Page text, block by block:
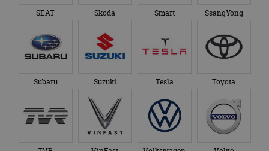
SEAT Skoda Smart SsangYong
Subaru Suzuki Tesla Toyota